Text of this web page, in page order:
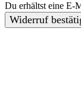
Du erhältst eine E-
Widerruf